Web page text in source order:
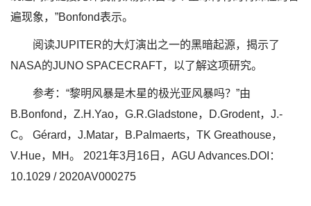
遍现象，”Bonfond表示。
阅读JUPITER的大灯演出之一的黑暗起源，揭示了
NASA的JUNO SPACECRAFT，以了解这项研究。
参考：“黎明风暴是木星的极光亚风暴吗？”由
B.Bonfond，Z.H.Yao，G.R.Gladstone，D.Grodent，J.-
C。 Gérard，J.Matar，B.Palmaerts，TK Greathouse，
V.Hue，MH。 2021年3月16日，AGU Advances.DOI：
10.1029 / 2020AV000275